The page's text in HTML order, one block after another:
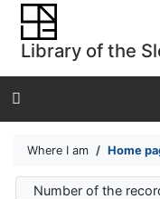
Go to content
Go to menu
Accessibility
Library of the
Where I am Home
Number of the